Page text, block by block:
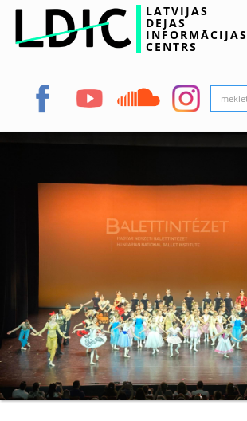
LATVIJAS
DEJAS
INFORMĀCIJAS
CENTRS